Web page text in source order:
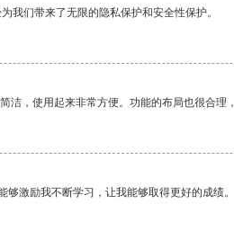
我们带来了无限的隐私保护和安全性保护。
洁，使用起来非常方便。功能的布局也很合理
激励我不断学习，让我能够取得更好的成绩。